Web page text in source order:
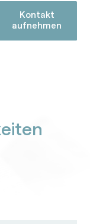
Kontakt
aufnehmen